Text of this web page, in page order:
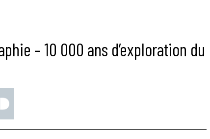
– 10 000 ans d’exploration du